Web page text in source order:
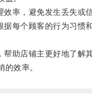
率，避免发生丢失或信
个顾客的行为习惯
助店铺主更好地了解其
效率。